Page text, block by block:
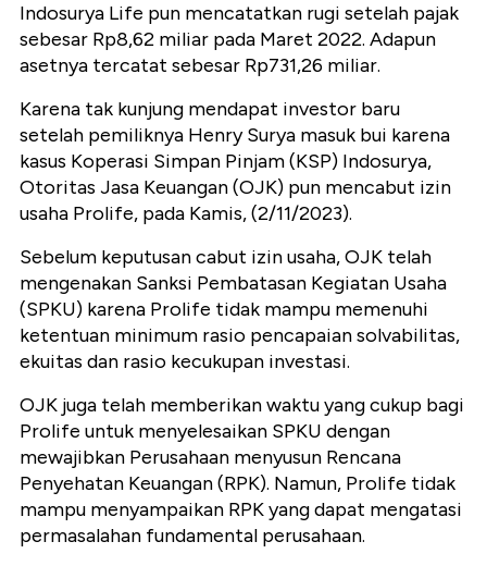
Indosurya Life pun mencatatkan rugi setelah pajak
sebesar Rp8,62 miliar pada Maret 2022. Adapun
asetnya tercatat sebesar Rp731,26 miliar.
Karena tak kunjung mendapat investor baru
setelah pemiliknya Henry Surya masuk bui karena
kasus Koperasi Simpan Pinjam (KSP) Indosurya,
Otoritas Jasa Keuangan (OJK) pun mencabut izin
usaha Prolife, pada Kamis, (2/11/2023).
Sebelum keputusan cabut izin usaha, OJK telah
mengenakan Sanksi Pembatasan Kegiatan Usaha
(SPKU) karena Prolife tidak mampu memenuhi
ketentuan minimum rasio pencapaian solvabilitas,
ekuitas dan rasio kecukupan investasi.
OJK juga telah memberikan waktu yang cukup bagi
Prolife untuk menyelesaikan SPKU dengan
mewajibkan Perusahaan menyusun Rencana
Penyehatan Keuangan (RPK). Namun, Prolife tidak
mampu menyampaikan RPK yang dapat mengatasi
permasalahan fundamental perusahaan.